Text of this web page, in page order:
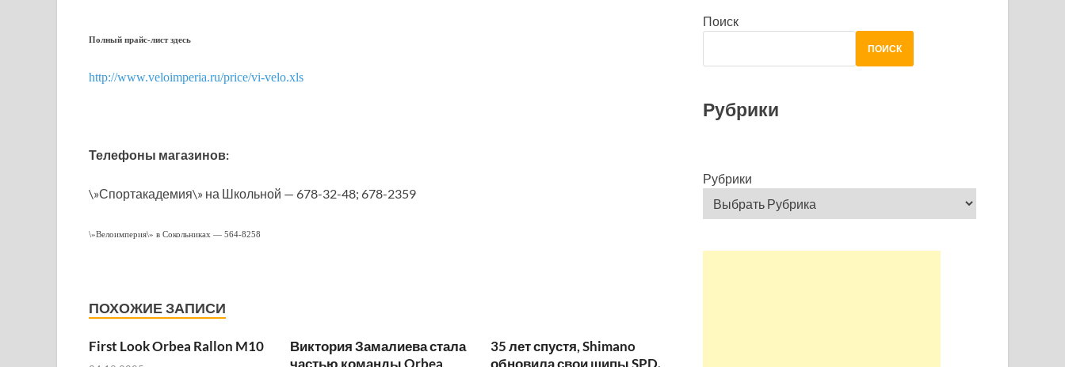
Полный прайс-лист здесь
http://www.veloimperia.ru/price/vi-velo.xls
Телефоны магазинов:
\»Спортакадемия\» на Школьной — 678-32-48; 678-2359
\»Велоимперия\» в Сокольниках — 564-8258
ПОХОЖИЕ ЗАПИСИ
First Look Orbea Rallon M10
Виктория Замалиева стала
частью команды Orbea
35 лет спустя, Shimano
обновила свои шипы SPD.
Поиск
ПОИСК
Рубрики
Рубрики